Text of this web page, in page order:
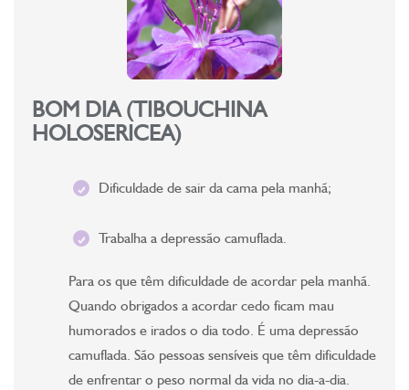
BOM DIA (TIBOUCHINA
HOLOSERICEA)
Dificuldade de sair da cama pela manhã;
Trabalha a depressão camuflada.
Para os que têm dificuldade de acordar pela manhã.
Quando obrigados a acordar cedo ficam mau
humorados e irados o dia todo. É uma depressão
camuflada. São pessoas sensíveis que têm dificuldade
de enfrentar o peso normal da vida no dia-a-dia.